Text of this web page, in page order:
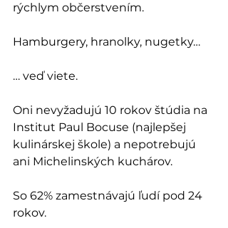
rýchlym občerstvením.
Hamburgery, hranolky, nugetky…
… veď viete.
Oni nevyžadujú 10 rokov štúdia na
Institut Paul Bocuse (najlepšej
kulinárskej škole) a nepotrebujú
ani Michelinských kuchárov.
So 62% zamestnávajú ľudí pod 24
rokov.